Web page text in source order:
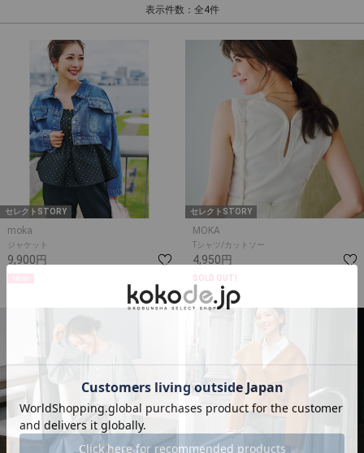
表示件数：全4件
セレクトSTORY
moka
ジャケット
9,900円
セレクトSTORY
MOKA
Tシャツ/カットソー
4,950円
SOLD OUT!